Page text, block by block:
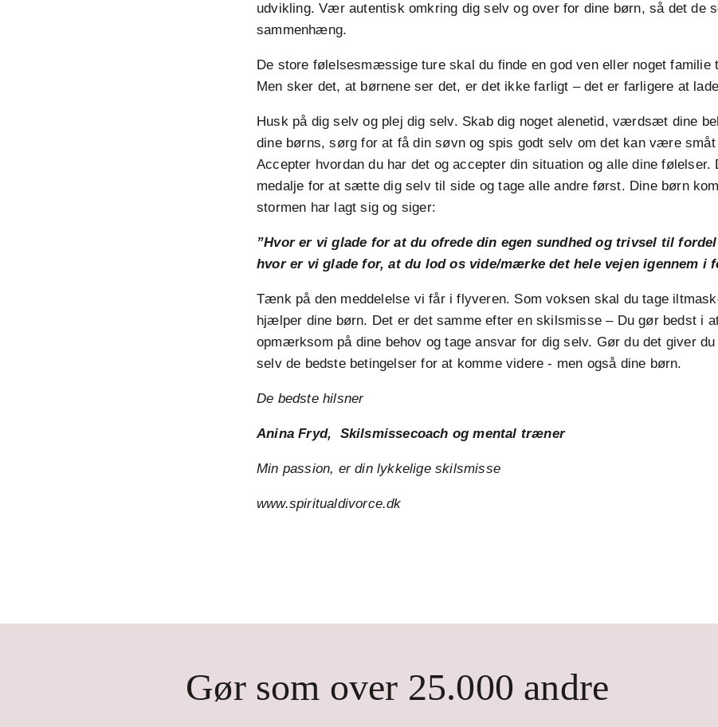
udvikling. Vær autentisk omkring dig selv og over for dine børn, så det de
sammenhæng.
De store følelsesmæssige ture skal du finde en god ven eller noget familie
Men sker det, at børnene ser det, er det ikke farligt – det er farligere at
Husk på dig selv og plej dig selv. Skab dig noget alenetid, værdsæt dine
dine børns, sørg for at få din søvn og spis godt selv om det kan være
Accepter hvordan du har det og accepter din situation og alle dine følelser.
medalje for at sætte dig selv til side og tage alle andre først. Dine børn
stormen har lagt sig og siger:
”Hvor er vi glade for at du ofrede din egen sundhed og trivsel til
hvor er vi glade for, at du lod os vide/mærke det hele vejen igennem i
Tænk på den meddelelse vi får i flyveren. Som voksen skal du tage
hjælper dine børn. Det er det samme efter en skilsmisse – Du gør bedst i
opmærksom på dine behov og tage ansvar for dig selv. Gør du det giver
selv de bedste betingelser for at komme videre - men også dine børn.
De bedste hilsner
Anina Fryd, Skilsmissecoach og mental træner
Min passion, er din lykkelige skilsmisse
www.spiritualdivorce.dk
Gør som over 25.000 andre